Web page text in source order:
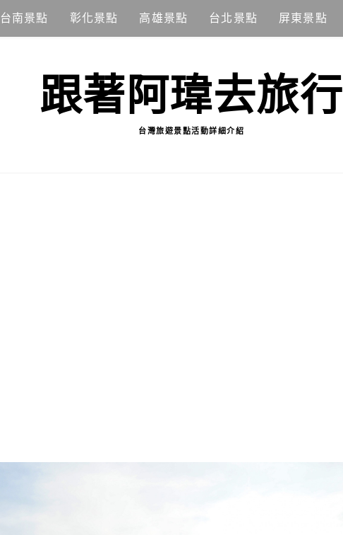
台南景點 彰化景點 高雄景點 台北景點 屏東景點
跟著阿瑋去旅行
台灣旅遊景點活動詳細介紹